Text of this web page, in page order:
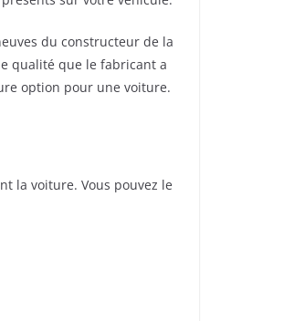
du constructeur de la
qualité que le fabricant a
option pour une voiture.
la voiture. Vous pouvez le